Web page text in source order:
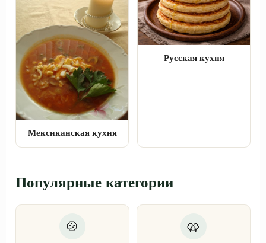
Мексиканская кухня
Русская кухня
Популярные категории